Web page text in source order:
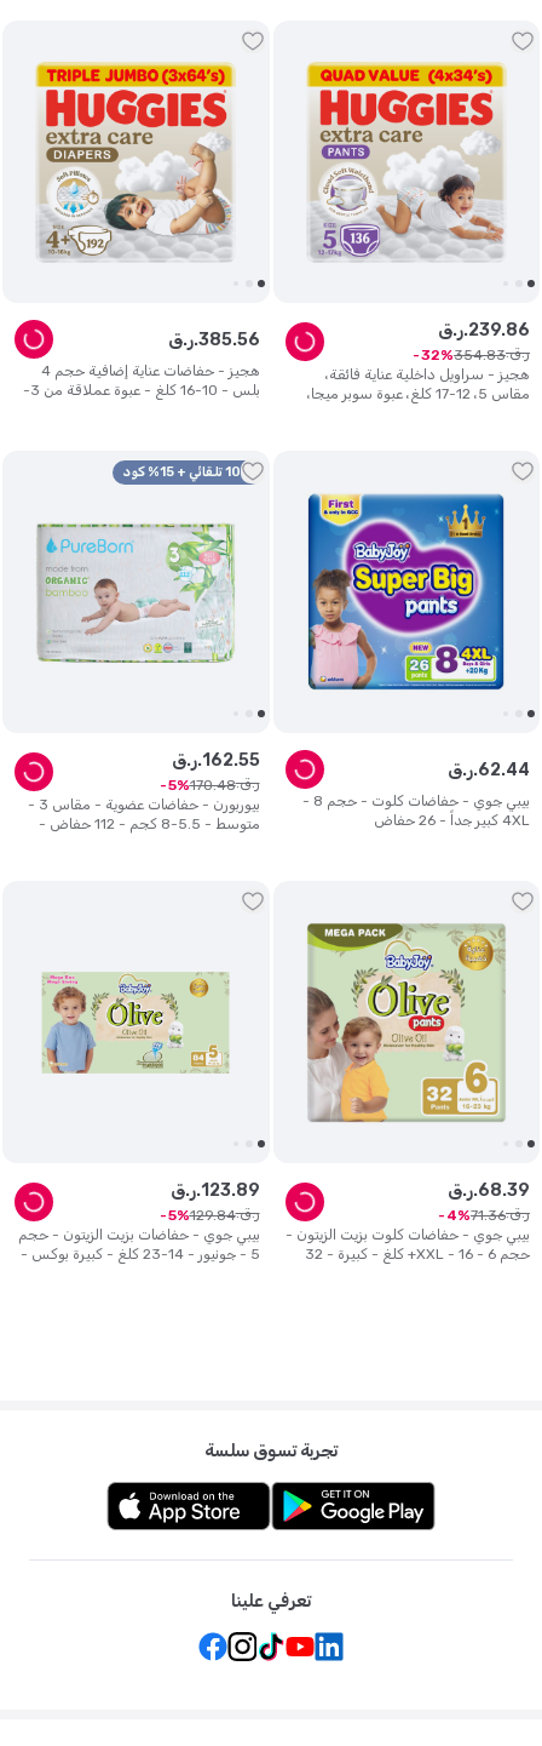
هجيز - سراويل داخلية عناية فائقة،
مقاس 5، 12-17 كلغ، عبوة سوبر ميجا،
ر.ق.239.86
ر.ق. 354.83
32
هجيز - حفاضات عناية إضافية حجم 4
بلس - 10-16 كلغ - عبوة عملاقة من 3-
ر.ق.385.56
بيبي جوي - حفاضات كلوت - حجم 8 -
4XL كبير جداً - 26 حفاض
ر.ق.62.44
10% تلقائي + 15% كود
بيوربورن - حفاضات عضوية - مقاس 3 -
متوسط ​​- 5.5-8 كجم - 112 حفاض -
ر.ق.162.55
ر.ق. 170.48
5
بيبي جوي - حفاضات كلوت بزيت الزيتون -
حجم 6 - XXL - 16+ كلغ - كبيرة - 32
ر.ق.68.39
ر.ق. 71.36
4
بيبي جوي - حفاضات بزيت الزيتون - حجم
5 - جونيور - 14-23 كلغ - كبيرة بوكس -
ر.ق.123.89
ر.ق. 129.84
5
تجربة تسوق سلسة
تعرفي علينا